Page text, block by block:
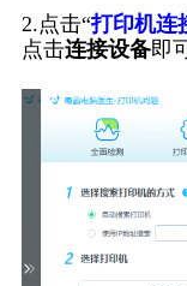
2.点击“打印机连
点击连接设备即